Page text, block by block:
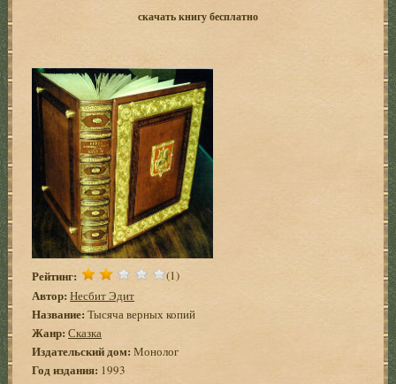
скачать книгу бесплатно
Рейтинг: (1)
Автор: Несбит Эдит
Название: Тысяча верных копий
Жанр: Сказка
Издательский дом: Монолог
Год издания: 1993